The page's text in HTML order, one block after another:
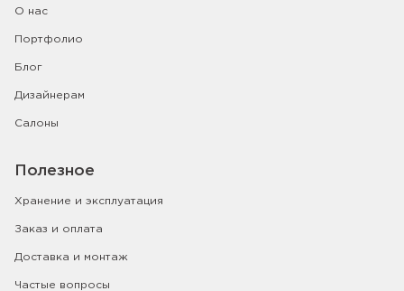
О нас
Портфолио
Блог
Дизайнерам
Салоны
Полезное
Хранение и эксплуатация
Заказ и оплата
Доставка и монтаж
Частые вопросы